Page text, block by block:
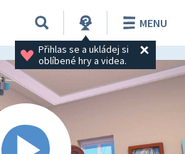
Přihlas se a ukládej si
oblíbené hry a videa.
MENU